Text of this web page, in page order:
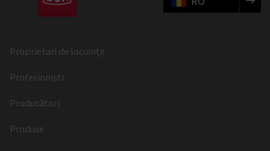
Proprietari de locuințe
Profesioniști
Producători
Produse